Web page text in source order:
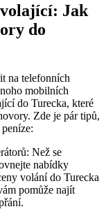
Jak
do
na telefonních
mobilních
do Turecka, které
Zde je pár tipů,
Než se
nabídky
volání do Turecka
pomůže najít